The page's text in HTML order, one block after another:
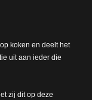
koken en deelt het
uit aan ieder die
zij dit op deze